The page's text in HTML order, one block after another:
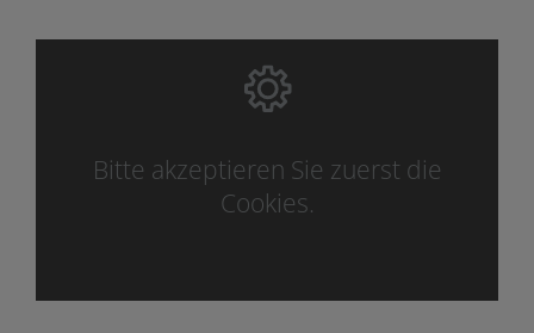
Bitte akzeptieren Sie zuerst die
Cookies.